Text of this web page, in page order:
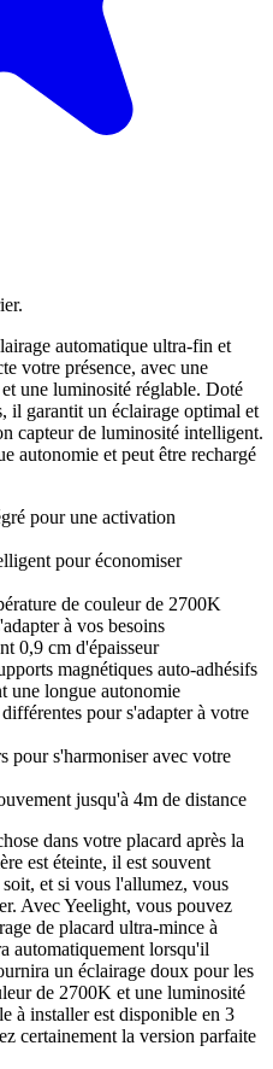
automatique ultra-fin et
votre présence, avec une
une luminosité réglable. Doté
il garantit un éclairage optimal et
capteur de luminosité intelligent.
autonomie et peut être rechargé
pour une activation
pour économiser
de couleur de 2700K
à vos besoins
0,9 cm d'épaisseur
magnétiques auto-adhésifs
une longue autonomie
pour s'adapter à votre
pour s'harmoniser avec votre
jusqu'à 4m de distance
dans votre placard après la
est éteinte, il est souvent
et si vous l'allumez, vous
Avec Yeelight, vous pouvez
de placard ultra-mince à
automatiquement lorsqu'il
un éclairage doux pour les
de 2700K et une luminosité
à installer est disponible en 3
certainement la version parfaite